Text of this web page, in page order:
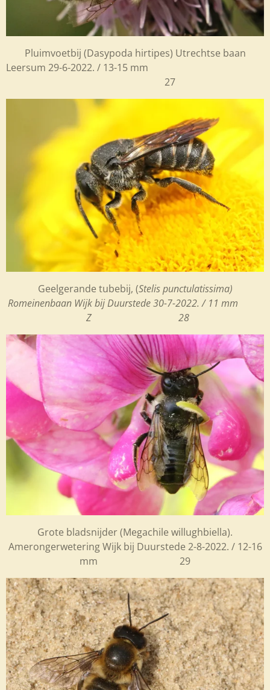
Pluimvoetbij (Dasypoda hirtipes) Utrechtse baan
Leersum 29-6-2022. / 13-15 mm
27
Geelgerande tubebij, (Stelis punctulatissima)
Romeinenbaan Wijk bij Duurstede 30-7-2022. / 11 mm
Z 28
Grote bladsnijder (Megachile willughbiella).
Amerongerwetering Wijk bij Duurstede 2-8-2022. / 12-16
mm 29